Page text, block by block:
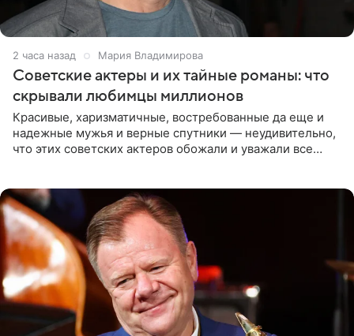
2 часа назад Мария Владимирова
Советские актеры и их тайные романы: что
скрывали любимцы миллионов
Красивые, харизматичные, востребованные да еще и
надежные мужья и верные спутники — неудивительно,
что этих советских актеров обожали и уважали все